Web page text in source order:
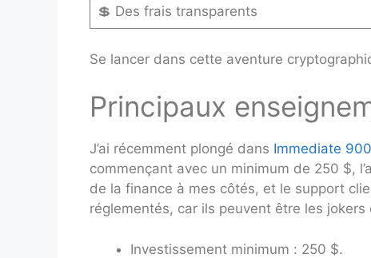
💲 Des frais transparents
Se lancer dans cette aventure
Principaux
J’ai récemment plongé dans Immediate
commençant avec un minimum de 250 $,
de la finance à mes côtés, et le support
réglementés, car ils peuvent être les jokers
Investissement minimum : 250 $.